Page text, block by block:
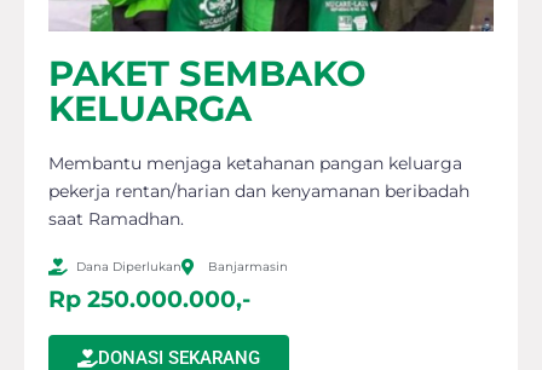
PAKET SEMBAKO
KELUARGA
Membantu menjaga ketahanan pangan keluarga
pekerja rentan/harian dan kenyamanan beribadah
saat Ramadhan.
Dana Diperlukan Banjarmasin
Rp 250.000.000,-
DONASI SEKARANG